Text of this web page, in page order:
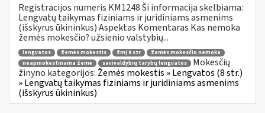
Registracijos numeris KM1248 Ši informacija skelbiama:
Lengvatų taikymas fiziniams ir juridiniams asmenims
(išskyrus ūkininkus) Aspektas Komentaras Kas nemoka
žemės mokesčio? užsienio valstybių...
lengvatos žemės mokestis žmį 8 str
žemės mokesčio nemoka
neapmokestinama žemė
savivaldybių tarybų lengvatos
Mokesčių
žinyno kategorijos: Žemės mokestis » Lengvatos (8 str.)
» Lengvatų taikymas fiziniams ir juridiniams asmenims
(išskyrus ūkininkus)